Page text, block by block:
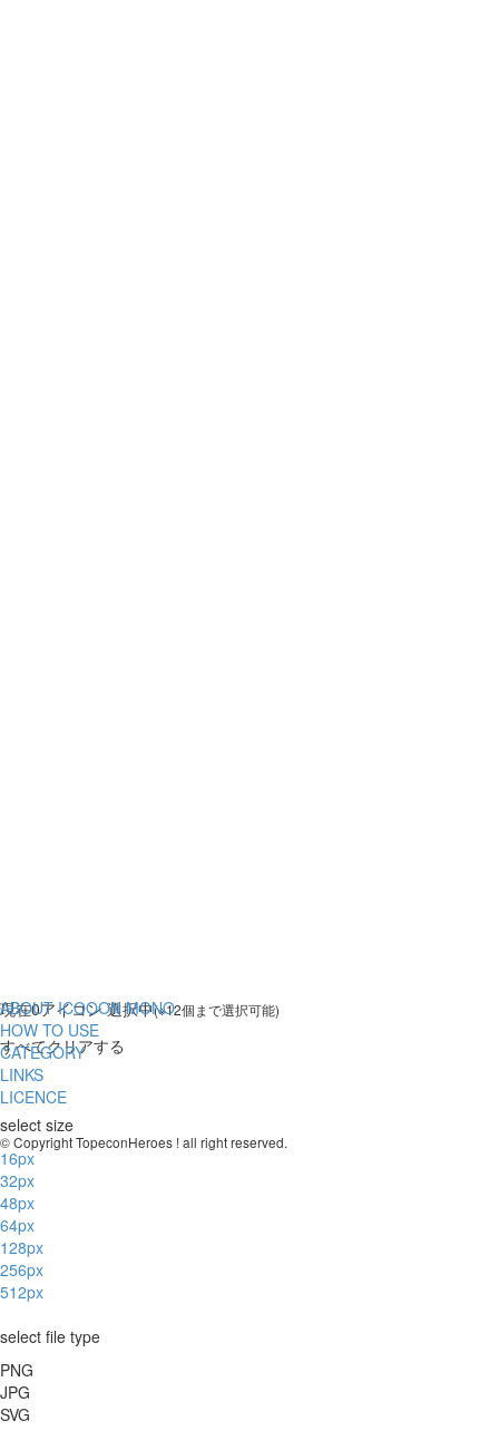
現在0アイコン 選択中(※12個まで選択可能)
すべてクリアする
select size
16px
32px
48px
64px
128px
256px
512px
select file type
PNG
JPG
SVG
ABOUT ICOOON MONO
HOW TO USE
CATEGORY
LINKS
LICENCE
© Copyright TopeconHeroes ! all right reserved.